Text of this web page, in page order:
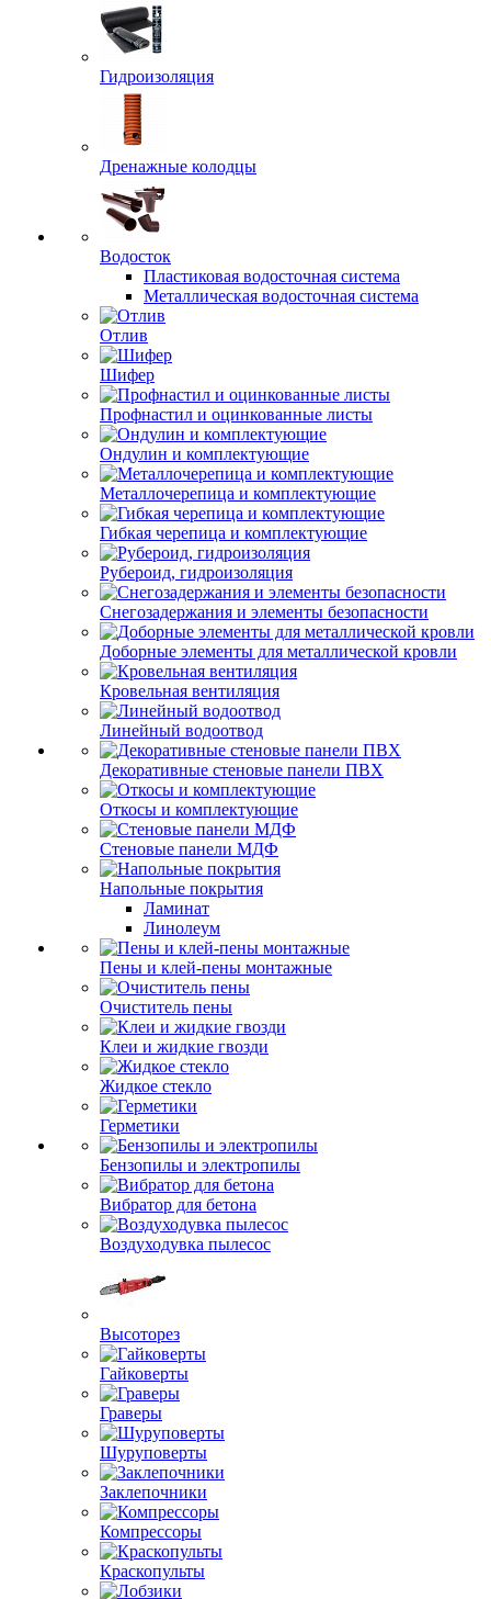
Гидроизоляция
Дренажные колодцы
Водосток
Пластиковая водосточная система
Металлическая водосточная система
Отлив
Шифер
Профнастил и оцинкованные листы
Ондулин и комплектующие
Металлочерепица и комплектующие
Гибкая черепица и комплектующие
Рубероид, гидроизоляция
Снегозадержания и элементы безопасности
Доборные элементы для металлической кровли
Кровельная вентиляция
Линейный водоотвод
Декоративные стеновые панели ПВХ
Откосы и комплектующие
Стеновые панели МДФ
Напольные покрытия
Ламинат
Линолеум
Пены и клей-пены монтажные
Очиститель пены
Клеи и жидкие гвозди
Жидкое стекло
Герметики
Бензопилы и электропилы
Вибратор для бетона
Воздуходувка пылесос
Высоторез
Гайковерты
Граверы
Шуруповерты
Заклепочники
Компрессоры
Краскопульты